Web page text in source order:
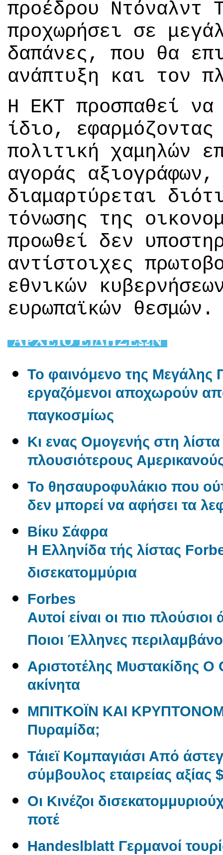
προέδρου Ντόναλντ
προχωρήσει σε
δαπάνες, που θα
ανάπτυξη και τον
Η ΕΚΤ προσπαθεί να
ίδιο,
πολιτική χαμηλών
αγοράς αξιογράφων,
διαμαρτύρεται
τόνωσης της
προωθεί δεν
αντίστοιχες
εθνικών
ευρωπαϊκών θεσμών.
AΡΧΕΙΟ ΕΙΔΗΣΕΩΝ
Το φαινόμενο της Μεγάλης
εργαζόμενοι αποχωρούν
παγκοσμίως
Κι ενας Ομογενής στη
πλουσιότερους
Το θησαυροφυλάκιο που
δεν μπορεί να αφήσει τα
Βίκυ Σάφρα
Η Ελληνίδα τής λίστας
δισεκατομμύρια
Forbes
Αυτοί είναι οι πιο
Ποιοι Έλληνες
Αριστοτέλης Μυστακίδης
ακίνητα
ΜΠΙΤΚΟΪΝ ΚΑΙ
Πυραμίδα;
Τάιεϊ Κομπαγιάσι Από
σύμβουλος εταιρείας αξίας
Οι Κινέζοι
ποτέ
Handeslblatt Γερμανοί